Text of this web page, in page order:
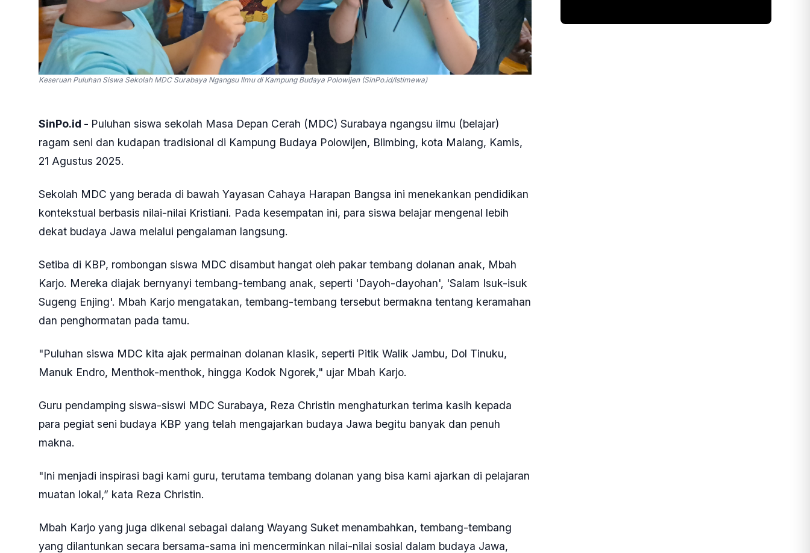
Keseruan Puluhan Siswa Sekolah MDC Surabaya Ngangsu Ilmu di Kampung Budaya Polowijen (SinPo.id/Istimewa)
SinPo.id - Puluhan siswa sekolah Masa Depan Cerah (MDC) Surabaya ngangsu ilmu (belajar)
ragam seni dan kudapan tradisional di Kampung Budaya Polowijen, Blimbing, kota Malang, Kamis,
21 Agustus 2025.
Sekolah MDC yang berada di bawah Yayasan Cahaya Harapan Bangsa ini menekankan pendidikan
kontekstual berbasis nilai-nilai Kristiani. Pada kesempatan ini, para siswa belajar mengenal lebih
dekat budaya Jawa melalui pengalaman langsung.
Setiba di KBP, rombongan siswa MDC disambut hangat oleh pakar tembang dolanan anak, Mbah
Karjo. Mereka diajak bernyanyi tembang-tembang anak, seperti 'Dayoh-dayohan', 'Salam Isuk-isuk
Sugeng Enjing'. Mbah Karjo mengatakan, tembang-tembang tersebut bermakna tentang keramahan
dan penghormatan pada tamu.
"Puluhan siswa MDC kita ajak permainan dolanan klasik, seperti Pitik Walik Jambu, Dol Tinuku,
Manuk Endro, Menthok-menthok, hingga Kodok Ngorek," ujar Mbah Karjo.
Guru pendamping siswa-siswi MDC Surabaya, Reza Christin menghaturkan terima kasih kepada
para pegiat seni budaya KBP yang telah mengajarkan budaya Jawa begitu banyak dan penuh
makna.
"Ini menjadi inspirasi bagi kami guru, terutama tembang dolanan yang bisa kami ajarkan di pelajaran
muatan lokal,” kata Reza Christin.
Mbah Karjo yang juga dikenal sebagai dalang Wayang Suket menambahkan, tembang-tembang
yang dilantunkan secara bersama-sama ini mencerminkan nilai-nilai sosial dalam budaya Jawa,